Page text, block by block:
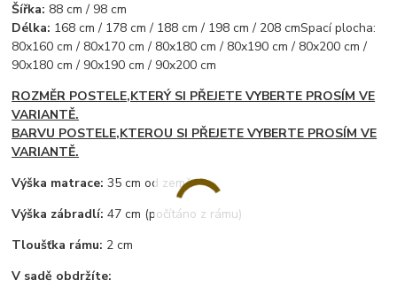
Šířka: 88 cm / 98 cm
Délka: 168 cm / 178 cm / 188 cm / 198 cm / 208 cmSpací plocha:
80x160 cm / 80x170 cm / 80x180 cm / 80x190 cm / 80x200 cm /
90x180 cm / 90x190 cm / 90x200 cm
ROZMĚR POSTELE,KTERÝ SI PŘEJETE VYBERTE PROSÍM VE
VARIANTĚ.
BARVU POSTELE,KTEROU SI PŘEJETE VYBERTE PROSÍM VE
VARIANTĚ.
Výška matrace: 35 cm od země
Výška zábradlí: 47 cm (počítáno z rámu)
Tloušťka rámu: 2 cm
V sadě obdržíte: